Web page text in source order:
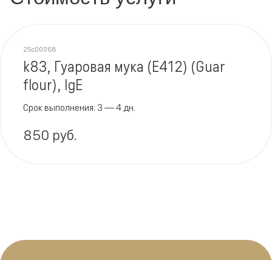
k83, Гуаровая мука (Е412) (Guar
flour), IgE
25c00068
850 руб.
Срок выполнения: 3 — 4 дн.